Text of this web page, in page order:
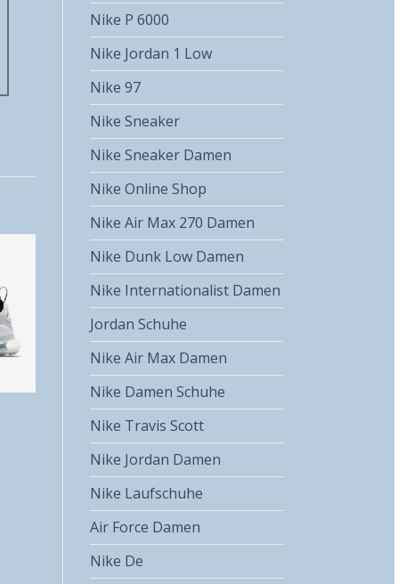
Nike P 6000
Nike Jordan 1 Low
Nike 97
Nike Sneaker
Nike Sneaker Damen
Nike Online Shop
Nike Air Max 270 Damen
Nike Dunk Low Damen
Nike Internationalist Damen
Jordan Schuhe
Nike Air Max Damen
Nike Damen Schuhe
Nike Travis Scott
Nike Jordan Damen
Nike Laufschuhe
Air Force Damen
Nike De